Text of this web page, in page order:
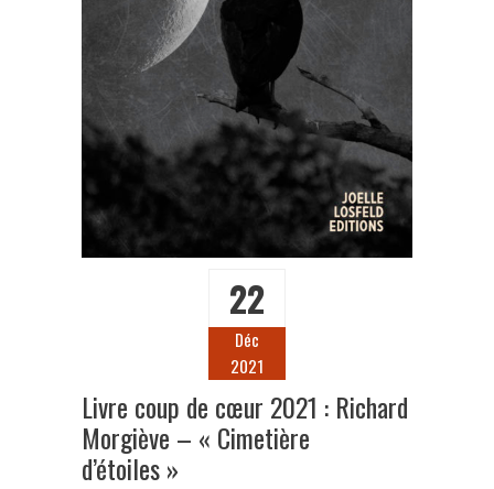
22
Déc
2021
Livre coup de cœur 2021 : Richard
Morgiève – « Cimetière
d’étoiles »